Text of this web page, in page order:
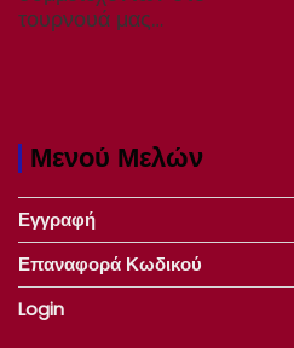
τουρνουά μας…
Μενού Μελών
Εγγραφή
Επαναφορά Κωδικού
Login